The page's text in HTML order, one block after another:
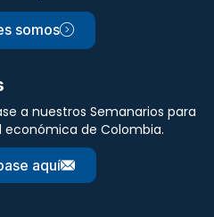
somos
a nuestros Semanarios para
de Colombia.
aquí